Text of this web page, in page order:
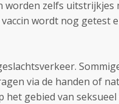
worden zelfs uitstrijkjes
wordt nog getest
via de handen of
het gebied van